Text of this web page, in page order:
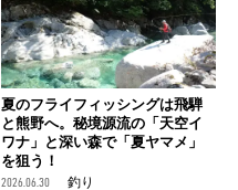
夏のフライフィッシングは飛騨
と熊野へ。秘境源流の「天空イ
ワナ」と深い森で「夏ヤマメ」
を狙う！
2026.06.30 釣り